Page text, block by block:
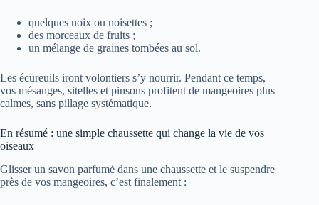
quelques noix ou noisettes ;
des morceaux de fruits ;
un mélange de graines tombées au sol.
Les écureuils iront volontiers s’y nourrir. Pendant ce temps,
vos mésanges, sitelles et pinsons profitent de mangeoires plus
calmes, sans pillage systématique.
En résumé : une simple chaussette qui change la vie de vos
oiseaux
Glisser un savon parfumé dans une chaussette et le suspendre
près de vos mangeoires, c’est finalement :